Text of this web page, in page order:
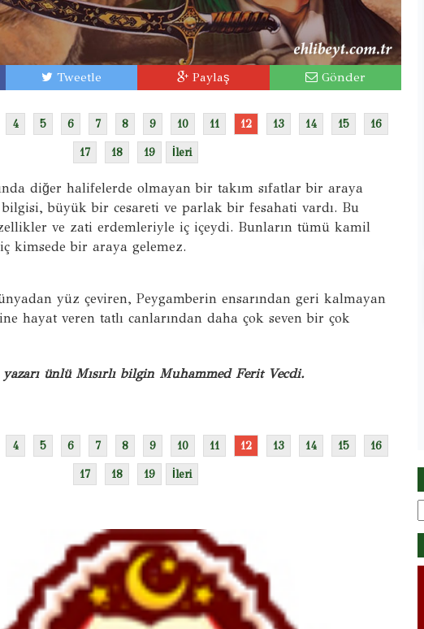
Tweetle Paylaş Gönder
4 5 6 7 8 9 10 11 12 13 14 15 16
17 18 19 İleri
diğer halifelerde olmayan bir takım sıfatlar bir araya
büyük bir cesareti ve parlak bir fesahati vardı. Bu
ve zati erdemleriyle iç içeydi. Bunların tümü kamil
kimsede bir araya gelemez.
yüz çeviren, Peygamberin ensarından geri kalmayan
hayat veren tatlı canlarından daha çok seven bir çok
ünlü Mısırlı bilgin Muhammed Ferit Vecdi.
4 5 6 7 8 9 10 11 12 13 14 15 16
17 18 19 İleri